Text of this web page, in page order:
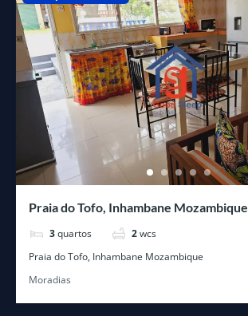
Praia do Tofo, Inhambane Mozambique
3 quartos 2 wcs
Praia do Tofo, Inhambane Mozambique
Moradias